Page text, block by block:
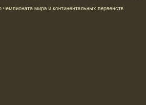
мира и континентальных первенств.